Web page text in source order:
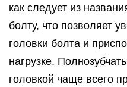
как следует из
болту, что позволяет
головки болта и
нагрузке.
головкой чаще всего